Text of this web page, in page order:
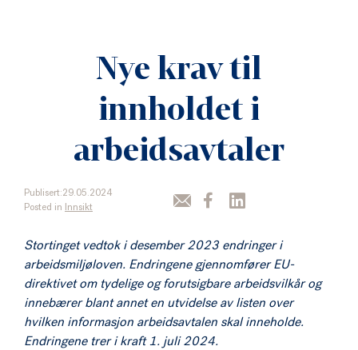
Nye krav til
innholdet i
arbeidsavtaler
Publisert:29.05.2024
Posted in Innsikt
Stortinget vedtok i desember 2023 endringer i
arbeidsmiljøloven. Endringene gjennomfører EU-
direktivet om tydelige og forutsigbare arbeidsvilkår og
innebærer blant annet en utvidelse av listen over
hvilken informasjon arbeidsavtalen skal inneholde.
Endringene trer i kraft 1. juli 2024.